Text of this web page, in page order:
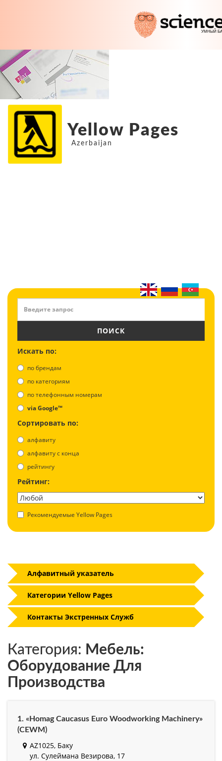
Yellow Pages
Azerbaijan
ПОИСК
Искать по:
по брендам
по категориям
по телефонным номерам
via Google™
Сортировать по:
алфавиту
aлфавиту с конца
рейтингу
Рейтинг:
Рекомендуемые Yellow Pages
Категория: Мебель:
Оборудование Для
Производства
1. «Homag Caucasus Euro Woodworking Machinery»
(CEWM)
AZ1025, Баку
ул. Сулеймана Везирова, 17
Алфавитный указатель
Категории Yellow Pages
Контакты Экстренных Служб